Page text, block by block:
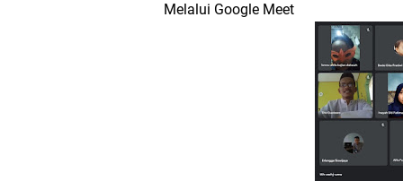
Siap Skill Up! KMNU
Mahasiswa NU: Dari
Peringati Harlah ke
Harlah 75 Fatayat
Melalui Google Meet